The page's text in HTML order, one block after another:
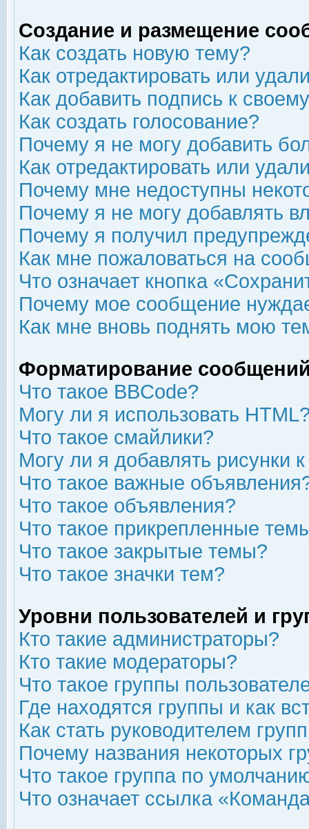
Создание и размещение
Как создать новую тему?
Как отредактировать или
Как добавить подпись к
Как создать голосование?
Почему я не могу добавить
Как отредактировать или
Почему мне недоступны
Почему я не могу добавлять
Почему я получил
Как мне пожаловаться на
Что означает кнопка
Почему мое сообщение
Как мне вновь поднять мою
Форматирование
Что такое BBCode?
Могу ли я использовать
Что такое смайлики?
Могу ли я добавлять рисунки
Что такое важные
Что такое объявления?
Что такое прикрепленные
Что такое закрытые темы?
Что такое значки тем?
Уровни пользователей и
Кто такие администраторы?
Кто такие модераторы?
Что такое группы
Где находятся группы и как
Как стать руководителем
Почему названия некоторых
Что такое группа по
Что означает ссылка